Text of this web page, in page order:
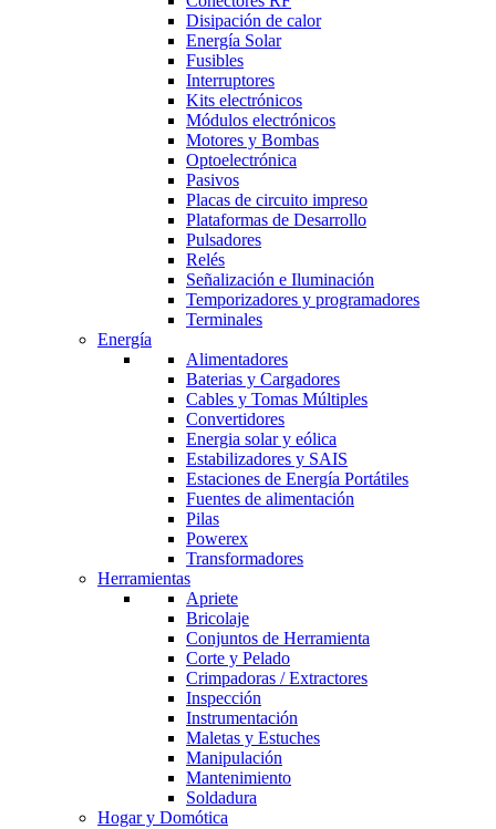
Disipación de calor
Energía Solar
Fusibles
Interruptores
Kits electrónicos
Módulos electrónicos
Motores y Bombas
Optoelectrónica
Pasivos
Placas de circuito impreso
Plataformas de Desarrollo
Pulsadores
Relés
Señalización e Iluminación
Temporizadores y programadores
Terminales
Energía
Alimentadores
Baterias y Cargadores
Cables y Tomas Múltiples
Convertidores
Energia solar y eólica
Estabilizadores y SAIS
Estaciones de Energía Portátiles
Fuentes de alimentación
Pilas
Powerex
Transformadores
Herramientas
Apriete
Bricolaje
Conjuntos de Herramienta
Corte y Pelado
Crimpadoras / Extractores
Inspección
Instrumentación
Maletas y Estuches
Manipulación
Mantenimiento
Soldadura
Hogar y Domótica